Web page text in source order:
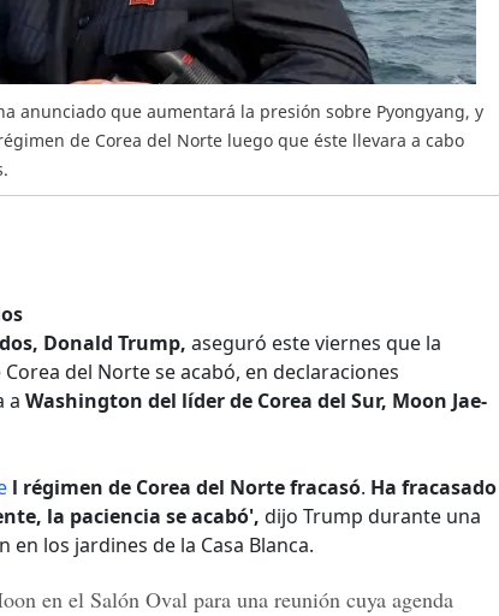
anunciado que aumentará la presión sobre Pyongyang, y
de Corea del Norte luego que éste llevara a cabo
Donald Trump, aseguró este viernes que la
del Norte se acabó, en declaraciones
a Washington del líder de Corea del Sur, Moon Jae-
l régimen de Corea del Norte fracasó. Ha fracasado
la paciencia se acabó', dijo Trump durante una
los jardines de la Casa Blanca.
en el Salón Oval para una reunión cuya agenda